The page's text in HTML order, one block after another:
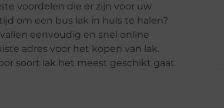
voordelen die er zijn voor uw
om een bus lak in huis te halen?
eenvoudig en snel online
adres voor het kopen van lak.
soort lak het meest geschikt gaat